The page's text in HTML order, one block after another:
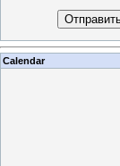
Calendar